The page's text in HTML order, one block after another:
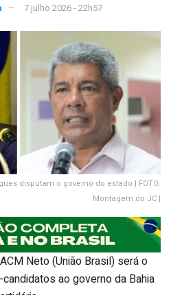
7 julho 2026 - 22h57
disputam o governo do estado | FOTO:
Montagem do JC |
Neto (União Brasil) será o
ao governo da Bahia